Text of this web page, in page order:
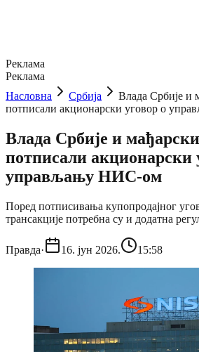
Реклама
Реклама
Насловна
Србија
Влада Србије
потписали акционарски уговор о
Влада Србије и
потписали акционарски
управљању НИС-ом
Поред потписивања купопродајног
трансакције потребна су и додатна
Правда· 16. јун 2026. 15:58